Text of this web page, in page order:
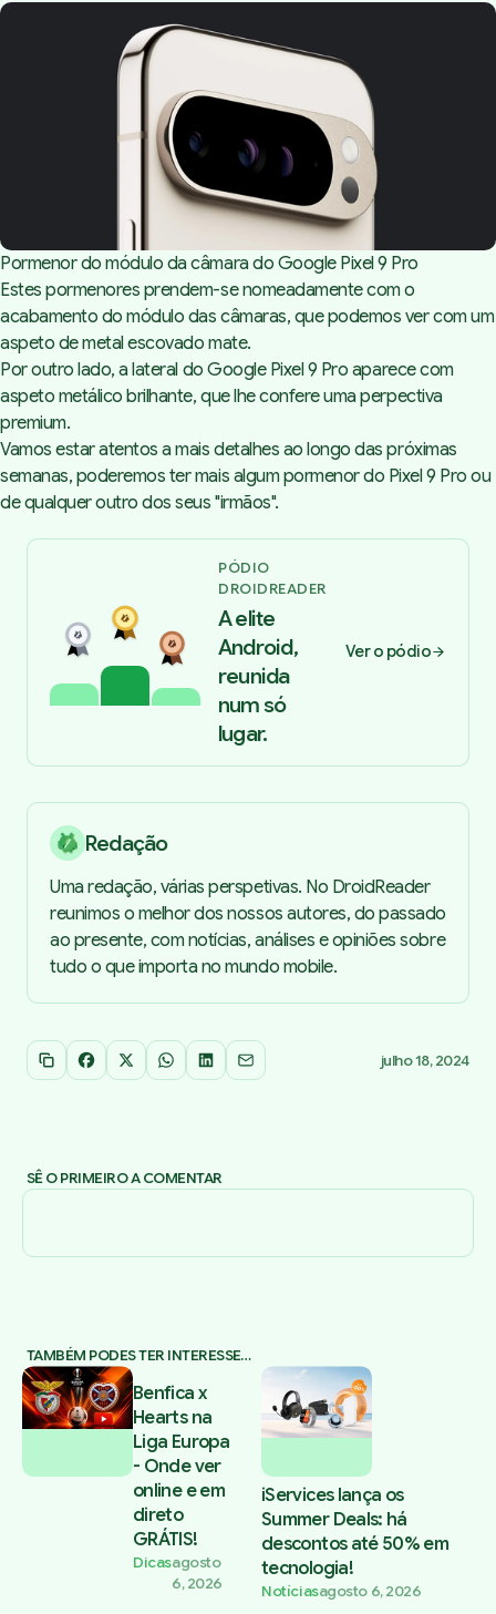
Pormenor do módulo da câmara do Google Pixel 9 Pro
Estes pormenores prendem-se nomeadamente com o
acabamento do módulo das câmaras, que podemos ver com um
aspeto de metal escovado mate.
Por outro lado, a lateral do Google Pixel 9 Pro aparece com
aspeto metálico brilhante, que lhe confere uma perpectiva
premium.
Vamos estar atentos a mais detalhes ao longo das próximas
semanas, poderemos ter mais algum pormenor do Pixel 9 Pro ou
de qualquer outro dos seus"irmãos".
PÓDIO
DROIDREADER
A elite
Android,
reunida
num só
lugar.
Ver o pódio
Redação
Uma redação, várias perspetivas. No DroidReader
reunimos o melhor dos nossos autores, do passado
ao presente, com notícias, análises e opiniões sobre
tudo o que importa no mundo mobile.
Copiar link
Facebook
X WhatsApp
LinkedInEmail julho 18, 2024
SÊ O PRIMEIRO A COMENTAR
TAMBÉM PODES TER INTERESSE…
Benfica x
Hearts na
Liga Europa
- Onde ver
online e em
direto
GRÁTIS!
Dicasagosto
6, 2026
iServices lança os
Summer Deals: há
descontos até 50% em
tecnologia!
Notíciasagosto 6, 2026